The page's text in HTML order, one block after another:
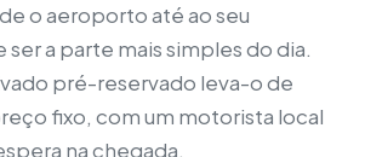
o aeroporto até ao seu
a parte mais simples do dia.
pré-reservado leva-o de
fixo, com um motorista local
na chegada.